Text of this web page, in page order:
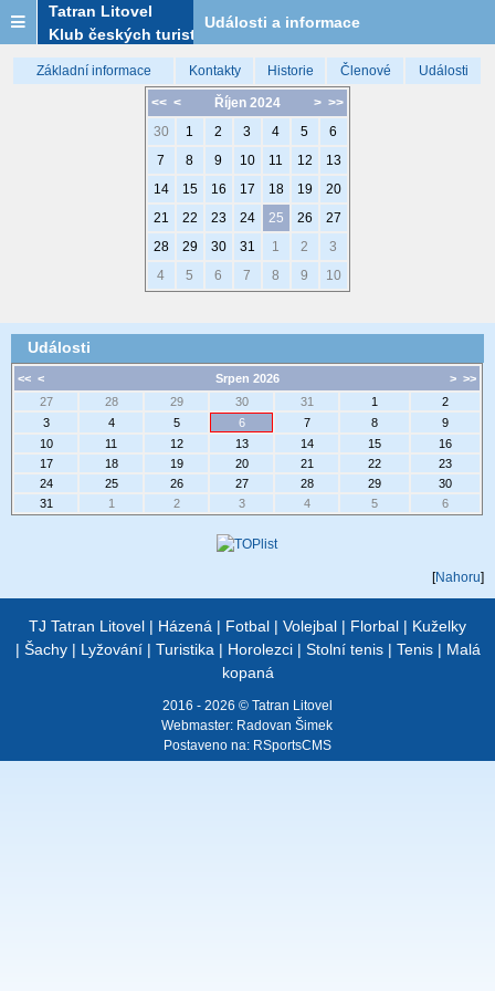
Tatran Litovel
Klub českých turistů
Události a informace
Základní informace Kontakty Historie Členové Události
<< < > >>
Říjen 2024
30
1 2 3 4 5
6
7
8 9 10 11 12
13
14
15 16 17 18 19
20
21
22 23 24 25 26
27
28
29 30 31 1 2
3
4
5 6 7 8 9 10
Události
<< < > >>
Srpen 2026
27
28 29 30 31 1
2
3
4 5 6 7 8
9
10
11 12 13 14 15
16
17
18 19 20 21 22
23
24
25 26 27 28 29
30
31
1 2 3 4 5 6
[Nahoru]
TJ Tatran Litovel | Házená | Fotbal | Volejbal | Florbal | Kuželky
| Šachy| Lyžování| Turistika | Horolezci| Stolní tenis| Tenis| Malá
kopaná
2016 - 2026 © Tatran Litovel
Webmaster: Radovan Šimek
Postaveno na: RSportsCMS